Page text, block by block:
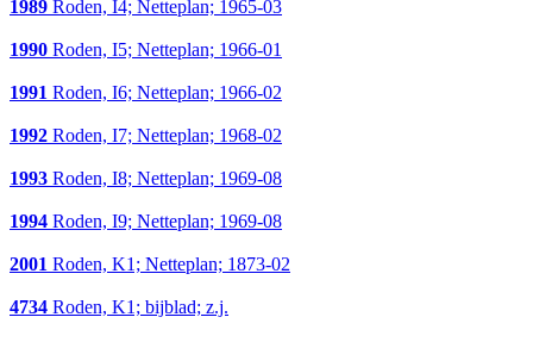
1989 Roden, I4; Netteplan; 1965-03
1990 Roden, I5; Netteplan; 1966-01
1991 Roden, I6; Netteplan; 1966-02
1992 Roden, I7; Netteplan; 1968-02
1993 Roden, I8; Netteplan; 1969-08
1994 Roden, I9; Netteplan; 1969-08
2001 Roden, K1; Netteplan; 1873-02
4734 Roden, K1; bijblad; z.j.